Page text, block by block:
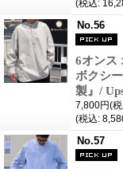
(税込:
No.56
6オンス
ボクシ
製』/
7,800円(
(税込:
No.57